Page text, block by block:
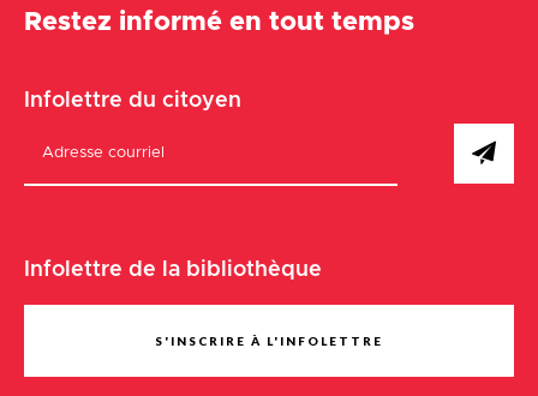
Restez informé en tout temps
Infolettre du citoyen
Infolettre de la bibliothèque
S'INSCRIRE À L'INFOLETTRE